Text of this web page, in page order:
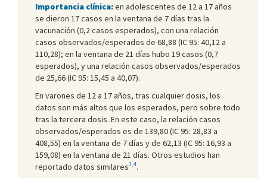
Importancia clínica:en adolescentes de 12 a 17 años
se dieron 17 casos en la ventana de 7 días tras la
vacunación (0,2 casos esperados), con una relación
casos observados/esperados de 68,88 (IC 95: 40,12 a
110,28); en la ventana de 21 días hubo 19 casos (0,7
esperados), y una relación casos observados/esperados
de 25,66 (IC 95: 15,45 a 40,07).
En varones de 12 a 17 años, tras cualquier dosis, los
datos son más altos que los esperados, pero sobre todo
tras la tercera dosis. En este caso, la relación casos
observados/esperados es de 139,80 (IC 95: 28,83 a
408,55) en la ventana de 7 días y de 62,13 (IC 95: 16,93 a
159,08) en la ventana de 21 días. Otros estudios han
reportado datos similares3,4.